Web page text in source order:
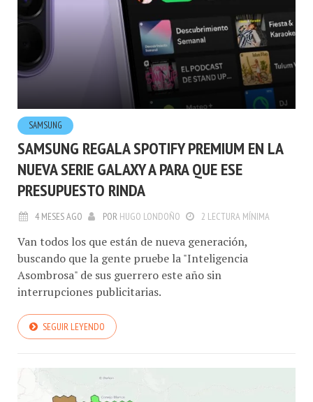
SAMSUNG
SAMSUNG REGALA SPOTIFY PREMIUM EN LA
NUEVA SERIE GALAXY A PARA QUE ESE
PRESUPUESTO RINDA
4 MESES AGO POR HUGO LONDOÑO 2 LECTURA MÍNIMA
Van todos los que están de nueva generación,
buscando que la gente pruebe la "Inteligencia
Asombrosa" de sus guerrero este año sin
interrupciones publicitarias.
SEGUIR LEYENDO